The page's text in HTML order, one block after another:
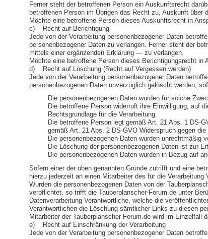
Ferner steht der betroffenen Person ein Auskunftsrecht
betroffenen Person im Übrigen das Recht zu, Auskunft über
Möchte eine betroffene Person dieses Auskunftsrecht in
c) Recht auf Berichtigung
Jede von der Verarbeitung personenbezogener Daten
personenbezogener Daten zu verlangen. Ferner steht der
mittels einer ergänzenden Erklärung — zu verlangen.
Möchte eine betroffene Person dieses Berichtigungsrecht in
d) Recht auf Löschung (Recht auf Vergessen werden)
Jede von der Verarbeitung personenbezogener Daten
personenbezogenen Daten unverzüglich gelöscht werden,
Die personenbezogenen Daten wurden für solche
Die betroffene Person widerruft ihre Einwilligung, auf
Rechtsgrundlage für die Verarbeitung.
Die betroffene Person legt gemäß Art. 21 Abs. 1 DS-
gemäß Art. 21 Abs. 2 DS-GVO Widerspruch gegen die
Die personenbezogenen Daten wurden unrechtmäßig
Die Löschung der personenbezogenen Daten ist zur
Die personenbezogenen Daten wurden in Bezug auf
Sofern einer der oben genannten Gründe zutrifft und eine
hierzu jederzeit an einen Mitarbeiter des für die
Wurden die personenbezogenen Daten von der
verpflichtet, so trifft die Tauberplanscher-Forum.de unter
Datenverarbeitung Verantwortliche, welche die
Verantwortlichen die Löschung sämtlicher Links zu diesen
Mitarbeiter der Tauberplanscher-Forum.de wird im Einzelfall
e) Recht auf Einschränkung der Verarbeitung
Jede von der Verarbeitung personenbezogener Daten